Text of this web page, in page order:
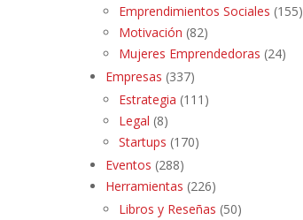
Emprendimientos Sociales (155)
Motivación (82)
Mujeres Emprendedoras (24)
Empresas (337)
Estrategia (111)
Legal (8)
Startups (170)
Eventos (288)
Herramientas (226)
Libros y Reseñas (50)